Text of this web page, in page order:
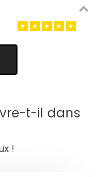
t-il dans
!